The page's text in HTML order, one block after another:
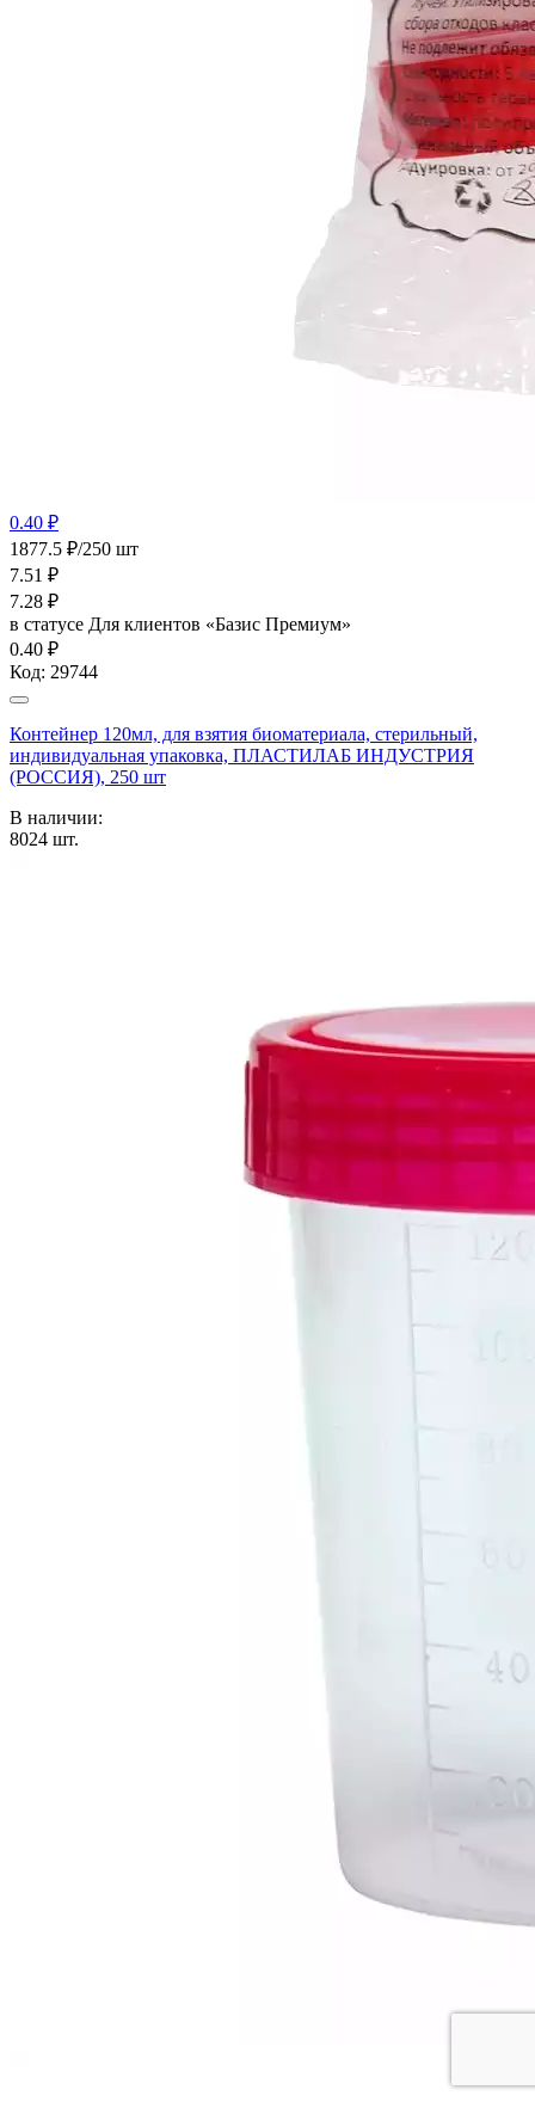
0.40 ₽
1877.5 ₽/250 шт
7.51 ₽
7.28 ₽
в статусе Для клиентов «Базис Премиум»
0.40 ₽
Код: 29744
Контейнер 120мл, для взятия биоматериала, стерильный,
индивидуальная упаковка, ПЛАСТИЛАБ ИНДУСТРИЯ
(РОССИЯ), 250 шт
В наличии:
8024 шт.